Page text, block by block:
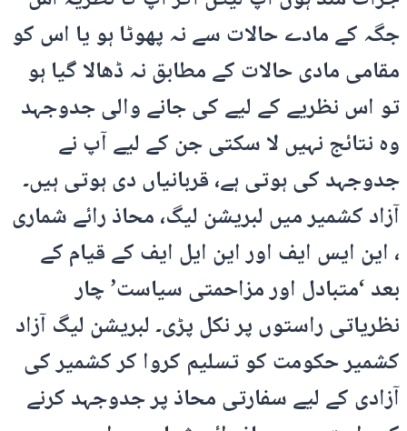
جگہ کے مادے حالات سے نہ پھوٹا ہو یا اس کو
مقامی مادی حالات کے مطابق نہ ڈھالا گیا ہو
تو اس نظریے کے لیے کی جانے والی جدوجہد
وہ نتائج نہیں لا سکتی جن کے لیے آپ نے
جدوجہد کی ہوتی ہے، قربانیاں دی ہوتی ہیں۔
آزاد کشمیر میں لبریشن لیگ، محاذ رائے شماری
، این ایس ایف اور این ایل ایف کے قیام کے
بعد ‘متبادل اور مزاحمتی سیاست’ چار
نظریاتی راستوں پر نکل پڑی۔ لبریشن لیگ آزاد
کشمیر حکومت کو تسلیم کروا کر کشمیر کی
آزادی کے لیے سفارتی محاذ پر جدوجہد کرنے